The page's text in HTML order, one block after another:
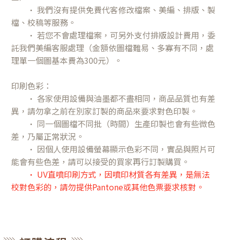
• 我們沒有提供免費代客修改檔案、美編、排版、製
檔、校稿等服務。
• 若您不會處理檔案，可另外支付排版設計費用 ，委
託我們美編客服處理 （金額依圖檔難易、多寡有不同，處
理單一個圖基本費為300元）。
印刷色彩：
• 各家使用設備與油墨都不盡相同，商品品質也有差
異，請勿拿之前在別家訂製的商品來要求對色印製。
• 同一個圖檔不同批（時間）生產印製也會有些微色
差，乃屬正常狀況。
• 因個人使用設備螢幕顯示色彩不同，實品與照片可
能會有些色差，請可以接受的買家再行訂製購買。
• UV直噴印刷方式，因噴印材質各有差異，是無法
校對色彩的，請勿提供Pantone或其他色票要求核對。